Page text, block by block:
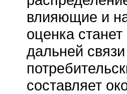
влияющие и
оценка
дальней
составляет